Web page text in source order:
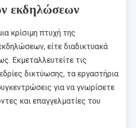
εκδηλώσεων
κρίσιμη πτυχή της
είτε διαδικτυακά
Εκμεταλλευτείτε τις
δικτύωσης, τα εργαστήρια
για να γνωρίσετε
και επαγγελματίες του